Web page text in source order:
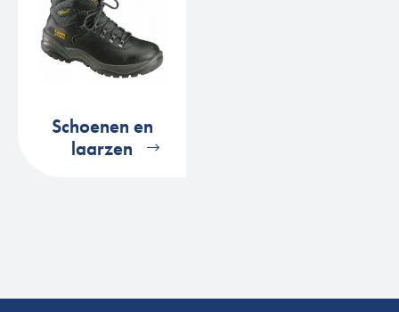
Schoenen en
laarzen